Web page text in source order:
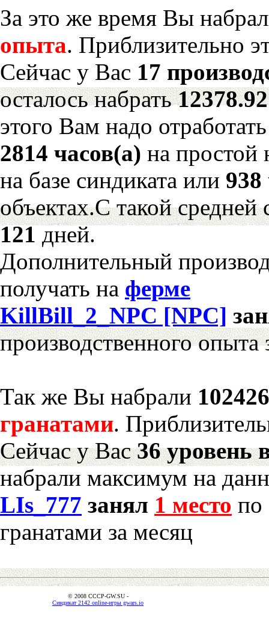
За это же время Вы
опыта. Приблизительно
Сейчас у Вас 17
осталось набрать
этого Вам надо отработать
2814 часов(а) на
на базе синдиката или 938
объектах.С такой средней
121дней.
Дополнительный
получать на ферме
KillBill_2_NPC [NPC]
производственного опыта
Так же Вы набрали
гранатами.
Сейчас у Вас36 уровень
набрали максимум на
LIs_777 занял 1 место по
гранатами за месяц
© 2008 CCCP-GW.SU -
Синдикат 2142 online-игры gwars.io